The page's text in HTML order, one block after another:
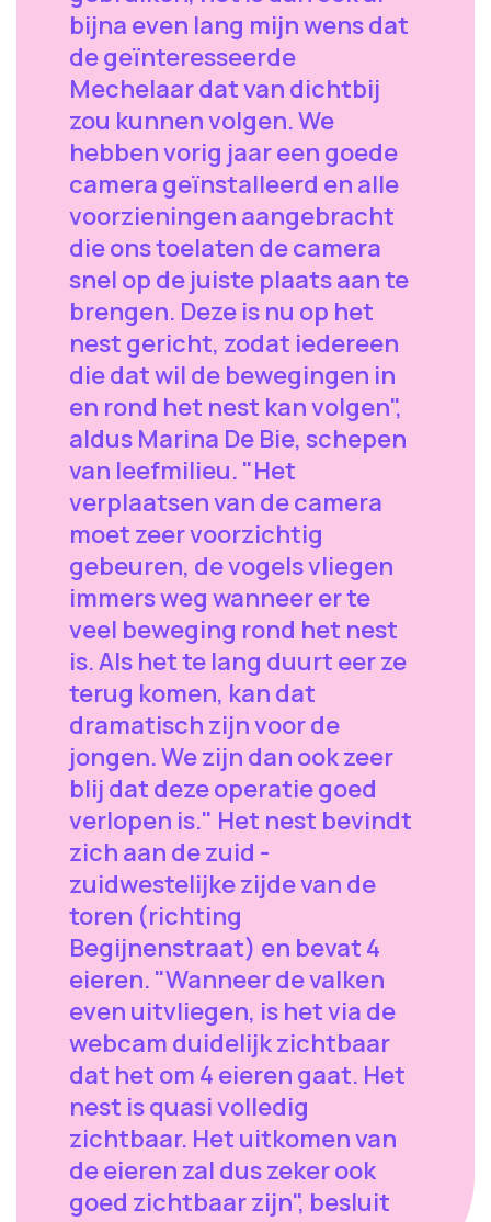
bijna even lang mijn wens dat
de geïnteresseerde
Mechelaar dat van dichtbij
zou kunnen volgen. We
hebben vorig jaar een goede
camera geïnstalleerd en alle
voorzieningen aangebracht
die ons toelaten de camera
snel op de juiste plaats aan te
brengen. Deze is nu op het
nest gericht, zodat iedereen
die dat wil de bewegingen in
en rond het nest kan volgen",
aldus Marina De Bie, schepen
van leefmilieu. "Het
verplaatsen van de camera
moet zeer voorzichtig
gebeuren, de vogels vliegen
immers weg wanneer er te
veel beweging rond het nest
is. Als het te lang duurt eer ze
terug komen, kan dat
dramatisch zijn voor de
jongen. We zijn dan ook zeer
blij dat deze operatie goed
verlopen is." Het nest bevindt
zich aan de zuid -
zuidwestelijke zijde van de
toren (richting
Begijnenstraat) en bevat 4
eieren. "Wanneer de valken
even uitvliegen, is het via de
webcam duidelijk zichtbaar
dat het om 4 eieren gaat. Het
nest is quasi volledig
zichtbaar. Het uitkomen van
de eieren zal dus zeker ook
goed zichtbaar zijn", besluit